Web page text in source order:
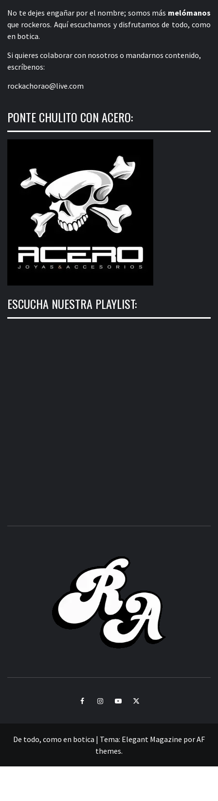
No te dejes engañar por el nombre; somos más melómanos
que rockeros. Aquí escuchamos y disfrutamos de todo, como
en botica.
Si quieres colaborar con nosotros o mandarnos contenido,
escríbenos:
rockachorao@live.com
PONTE CHULITO CON ACERO:
ESCUCHA NUESTRA PLAYLIST:
FacebookInstagramYoutubeTwitter
De todo, como en botica | Tema: Elegant Magazine porAF
themes.